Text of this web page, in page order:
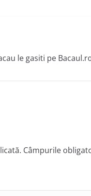
le gasiti pe
Câmpurile